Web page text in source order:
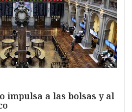
impulsa a las bolsas y al